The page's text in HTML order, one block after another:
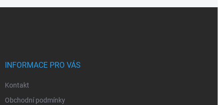
INFORMACE PRO VÁS
Kontakt
Obchodní podmínky